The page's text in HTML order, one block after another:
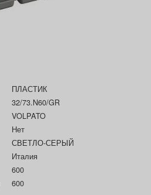
ПЛАСТИК
32/73.N60/GR
VOLPATO
Нет
СВЕТЛО-СЕРЫЙ
Италия
600
600